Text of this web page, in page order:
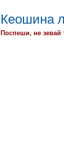
Кеошина
Поспеши, не